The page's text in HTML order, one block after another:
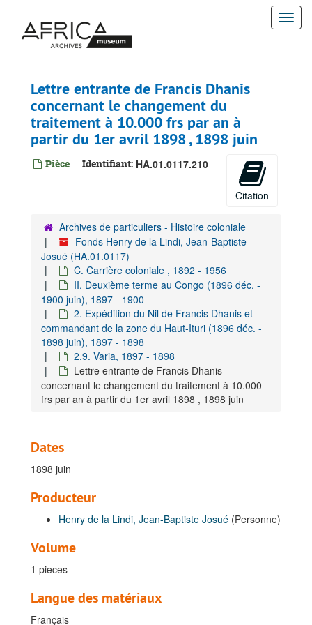
contenu
Lettre entrante de Francis Dhanis
concernant le changement du
traitement à 10.000 frs par an à
partir du 1er avril 1898 , 1898 juin
Pièce Identifiant: HA.01.0117.210
Citation
Archives de particuliers - Histoire coloniale
Fonds Henry de la Lindi, Jean-Baptiste
Josué (HA.01.0117)
C. Carrière coloniale , 1892 - 1956
II. Deuxième terme au Congo (1896 déc. -
1900 juin), 1897 - 1900
2. Expédition du Nil de Francis Dhanis et
commandant de la zone du Haut-Ituri (1896 déc. -
1898 juin), 1897 - 1898
2.9. Varia, 1897 - 1898
Lettre entrante de Francis Dhanis
concernant le changement du traitement à 10.000
frs par an à partir du 1er avril 1898 , 1898 juin
Dates
1898 juin
Producteur
Henry de la Lindi, Jean-Baptiste Josué (Personne)
Volume
1 pieces
Langue des matériaux
Français
Fonds Henry de la Lindi, Jean-Baptiste Josué
A. Généralités, 1895-1952
B. Carrière dans l'Armée Belge, 1885-1946